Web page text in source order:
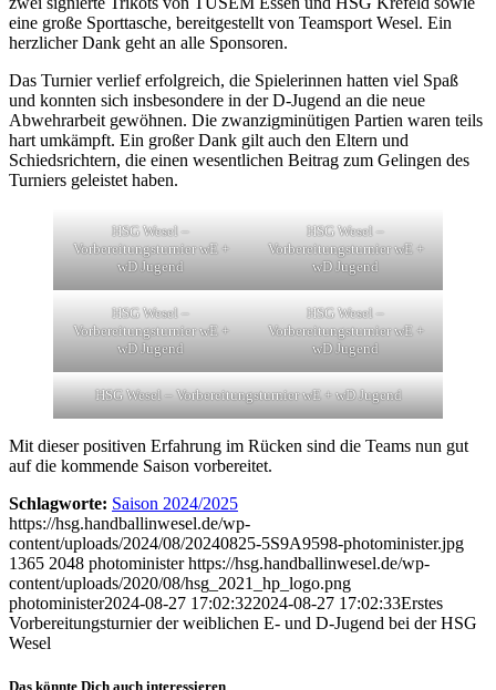
eine große Sporttasche, bereitgestellt von Teamsport Wesel. Ein
herzlicher Dank geht an alle Sponsoren.
Das Turnier verlief erfolgreich, die Spielerinnen hatten viel Spaß
und konnten sich insbesondere in der D-Jugend an die neue
Abwehrarbeit gewöhnen. Die zwanzigminütigen Partien waren teils
hart umkämpft. Ein großer Dank gilt auch den Eltern und
Schiedsrichtern, die einen wesentlichen Beitrag zum Gelingen des
Turniers geleistet haben.
HSG Wesel –
Vorbereitungsturnier wE +
wD Jugend
HSG Wesel –
Vorbereitungsturnier wE +
wD Jugend
HSG Wesel –
Vorbereitungsturnier wE +
wD Jugend
HSG Wesel –
Vorbereitungsturnier wE +
wD Jugend
HSG Wesel – Vorbereitungsturnier wE + wD Jugend
Mit dieser positiven Erfahrung im Rücken sind die Teams nun gut
auf die kommende Saison vorbereitet.
Schlagworte: Saison 2024/2025
https://hsg.handballinwesel.de/wp-
content/uploads/2024/08/20240825-5S9A9598-photominister.jpg
1365 2048 photominister https://hsg.handballinwesel.de/wp-
content/uploads/2020/08/hsg_2021_hp_logo.png
photominister2024-08-27 17:02:322024-08-27 17:02:33Erstes
Vorbereitungsturnier der weiblichen E- und D-Jugend bei der HSG
Wesel
Das könnte Dich auch interessieren